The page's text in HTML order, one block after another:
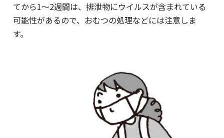
てから1～2週間は、排泄物にウイルスが含まれている
可能性があるので、おむつの処理などには注意しま
す。